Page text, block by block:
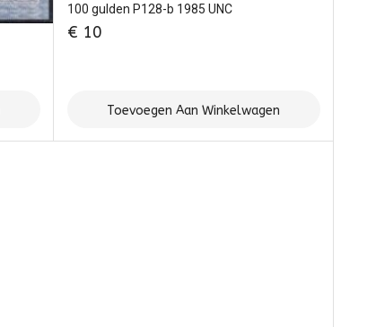
100 gulden P128-b 1985 UNC
€ 10
Toevoegen Aan Winkelwagen